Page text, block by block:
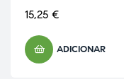
15,25 €
ADICIONAR